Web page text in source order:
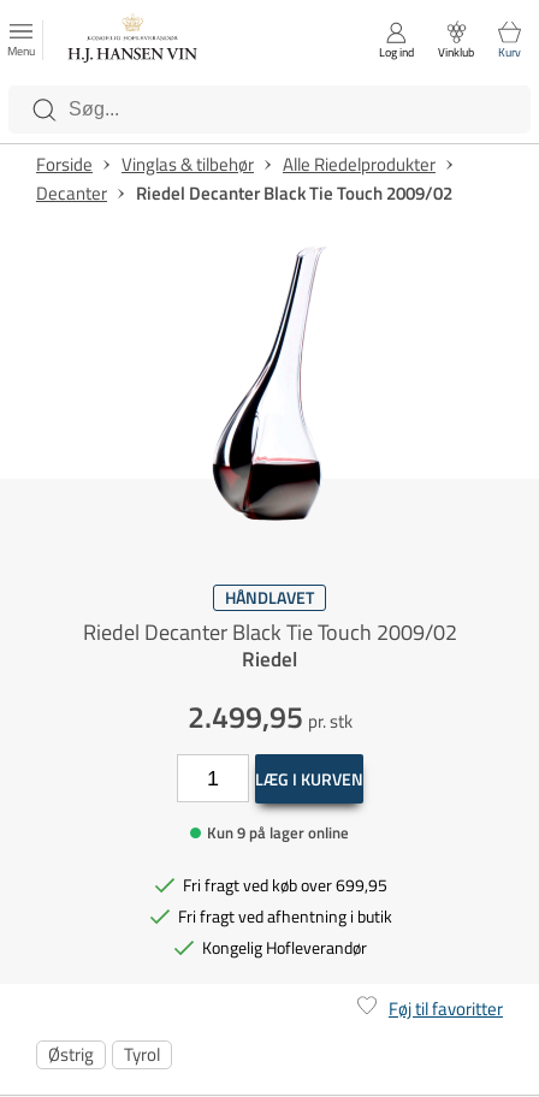
Luk
Kategorier
Menu Log ind Vinklub Kurv
Forside Vinglas & tilbehør
Alle Riedelprodukter
Decanter
Riedel Decanter Black Tie Touch 2009/02
HÅNDLAVET
Riedel Decanter Black Tie Touch 2009/02
Riedel
2.499,95 pr. stk
LÆG I KURVEN
Kun 9 på lager online
Fri fragt ved køb over 699,95
Fri fragt ved afhentning i butik
Kongelig Hofleverandør
Føj til favoritter
Østrig
Tyrol